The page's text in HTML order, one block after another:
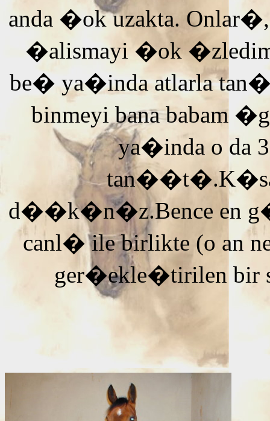
anda �ok uzakta.
�alismayi �ok
be� ya�inda atlarla
binmeyi bana babam
ya�inda o da
d��k�n�z.Bence en
canl� ile birlikte (o an
ger�ekle�tirilen bir